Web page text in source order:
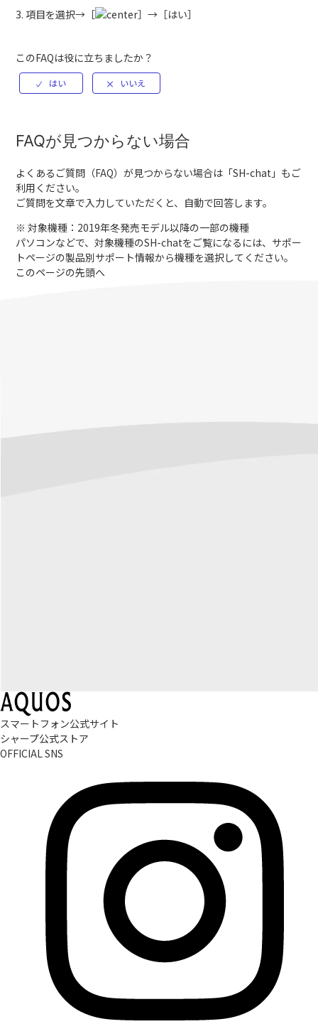
3. 項目を選択→［ ］→［はい］
このFAQは役に立ちましたか？
FAQが見つからない場合
よくあるご質問（FAQ）が見つからない場合は「SH-chat 」もご
利用ください。
ご質問を文章で入力していただくと、自動で回答します。
※ 対象機種：2019年冬発売モデル以降の一部の機種
パソコンなどで、対象機種のSH-chatをご覧になるには、サポー
トページの製品別サポート情報から機種を選択してください。
このページの先頭へ
スマートフォン公式サイト
シャープ公式ストア
OFFICIAL SNS